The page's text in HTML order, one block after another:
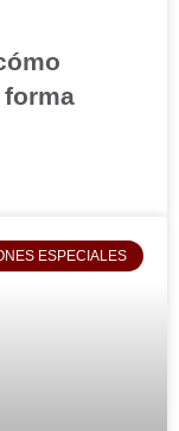
ESPECIALES